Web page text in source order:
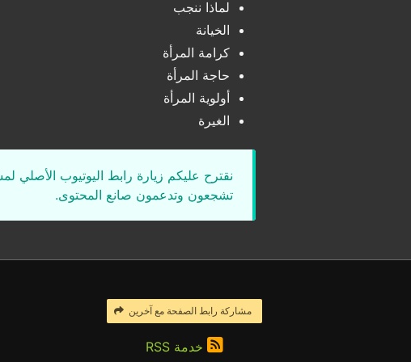
لماذا ننجب
الخيانة
كرامة المرأة
حاجة المرأة
أولوية المرأة
الغيرة
نقترح عليكم زيارة رابط اليوتيوب الأصلي
تشجعون وتدعمون صانع المحتوى.
مشاركة رابط الصفحة مع آخرين
خدمة RSS